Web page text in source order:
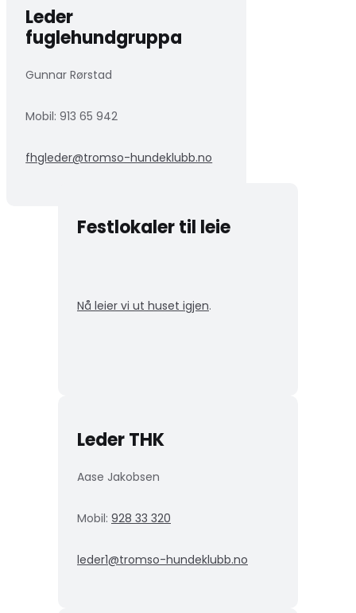
Leder
fuglehundgruppa
Gunnar Rørstad
Mobil:913 65 942
fhgleder@tromso-hundeklubb.no
Festlokaler til leie
Nå leier vi ut huset igjen.
Leder THK
Aase Jakobsen
Mobil: 928 33 320
leder1@tromso-hundeklubb.no